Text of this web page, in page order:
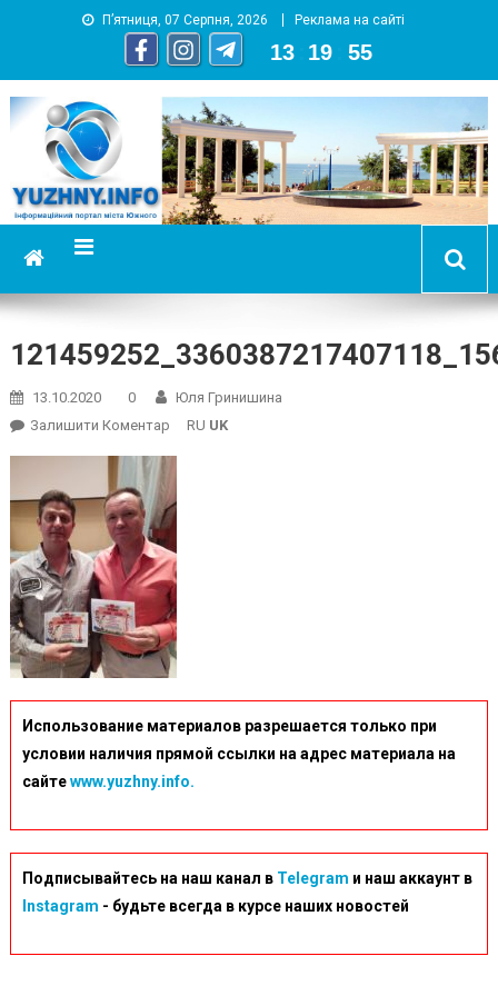
П’ятниця, 07 Серпня, 2026 Реклама на сайті
13 19 56
YUZHNY.INFO
информационный портал города Южный
13.10.2020 0
Юля Гринишина
Залишити КоментарOn RU UK
Использование материалов разрешается только при
условии наличия прямой ссылки на адрес материала на
сайтеwww.yuzhny.info.
Подписывайтесь на наш канал в Telegram и наш аккаунт в
Instagram - будьте всегда в курсе наших новостей